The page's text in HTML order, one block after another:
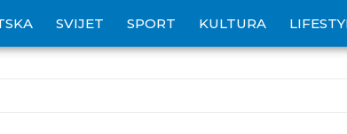
SVIJET SPORT KULTURA